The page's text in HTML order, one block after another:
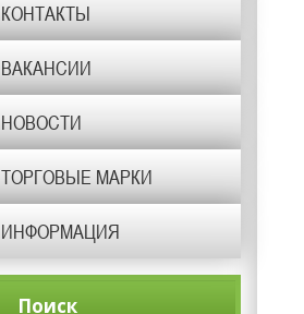
КОНТАКТЫ
ВАКАНСИИ
НОВОСТИ
ТОРГОВЫЕ МАРКИ
ИНФОРМАЦИЯ